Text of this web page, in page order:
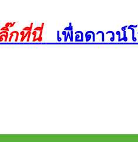
กที่นี่ เพื่อดาวน์